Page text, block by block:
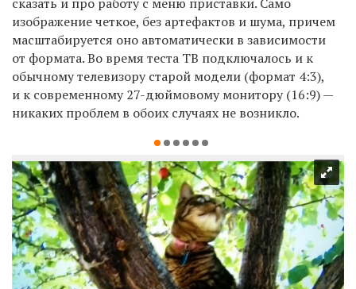
изображение четкое, без артефактов и шума, причем
масштабируется оно автоматически в зависимости
от формата. Во время теста ТВ подключалось и к
обычному телевизору старой модели (формат 4:3),
и к современному 27-дюймовому монитору (16:9) —
никаких проблем в обоих случаях не возникло.